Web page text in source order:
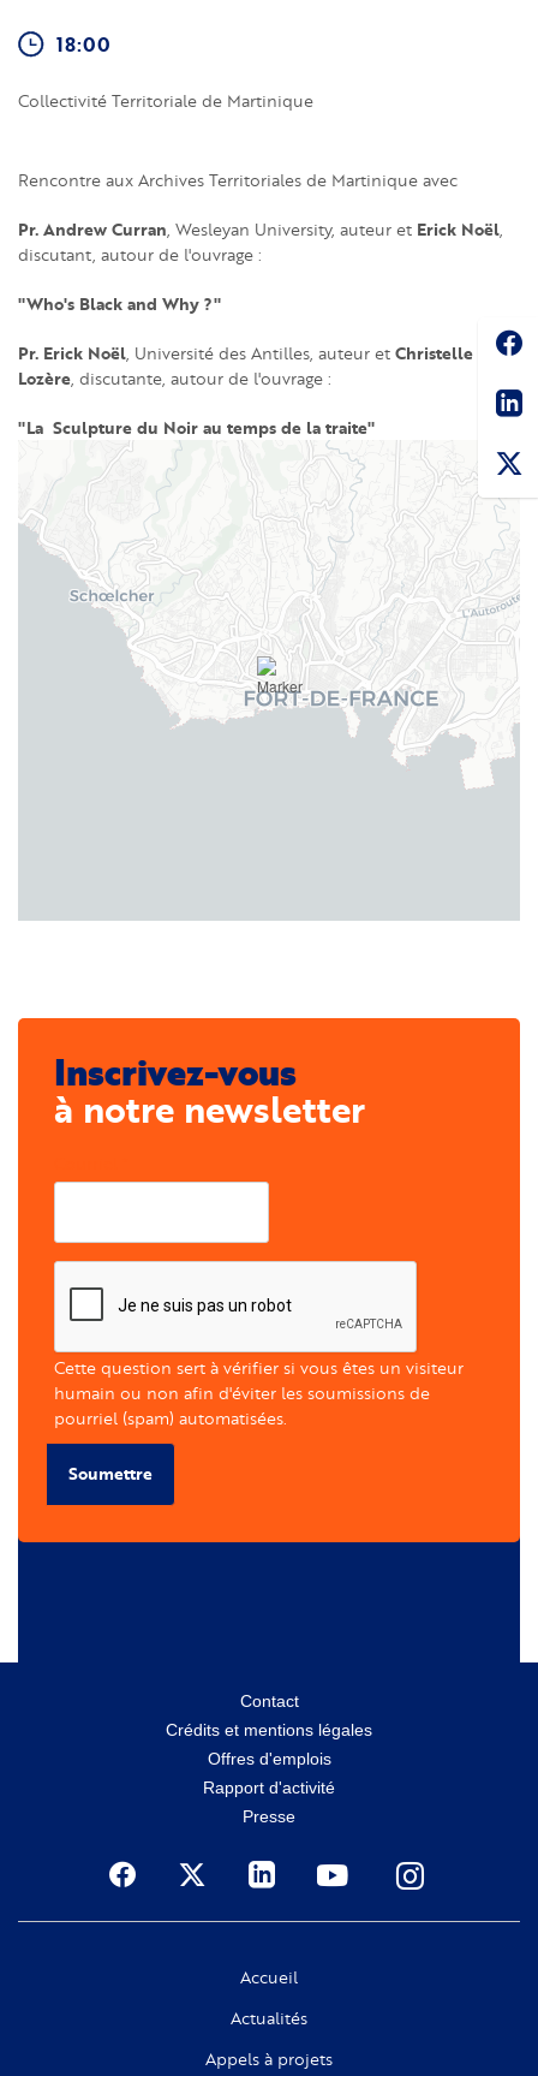
18:00
Collectivité Territoriale de Martinique
Rencontre aux Archives Territoriales de Martinique avec
Pr. Andrew Curran, Wesleyan University, auteur et Erick Noël,
discutant, autour de l'ouvrage :
"Who's Black and Why ?"
Pr. Erick Noël , Université des Antilles, auteur et Christelle
Lozère , discutante, autour de l'ouvrage :
"La Sculpture du Noir au temps de la traite"
Inscrivez-vous
à notre newsletter
Cette question sert à vérifier si vous êtes un visiteur
humain ou non afin d'éviter les soumissions de
pourriel (spam) automatisées.
Soumettre
Contact
Crédits et mentions légales
Offres d'emplois
Rapport d'activité
Presse
Social
Accueil
Actualités
Appels à projets